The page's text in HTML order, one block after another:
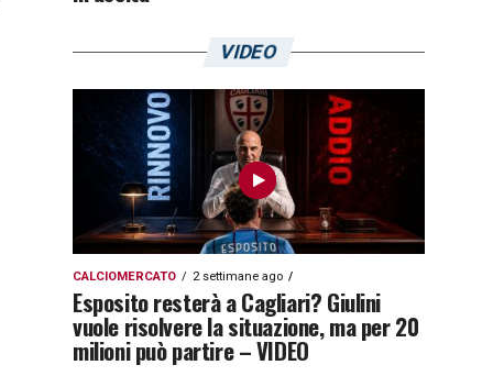
VIDEO
CALCIOMERCATO 2 settimane ago
Esposito resterà a Cagliari? Giulini
vuole risolvere la situazione, ma per 20
milioni può partire – VIDEO